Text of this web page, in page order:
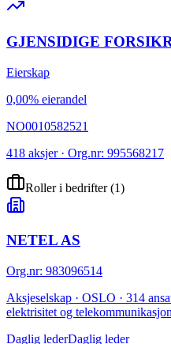
GJENSIDIGE
Eierskap
0,00% eierandel
NO0010582521
418 aksjer · Org.nr: 995568217
Roller i bedrifter(1)
NETEL AS
Org.nr: 983096514
Aksjeselskap · OSLO · 314
elektrisitet og
Daglig lederDaglig leder